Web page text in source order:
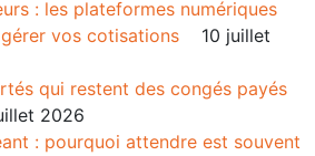
: les plateformes numériques
vos cotisations
10 juillet
qui restent des congés payés
2026
: pourquoi attendre est souvent